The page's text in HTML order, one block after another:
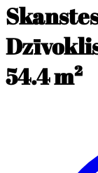
54.4 m²